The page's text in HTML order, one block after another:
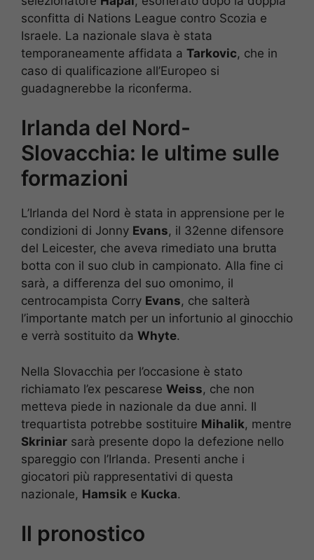
sconfitta di Nations League contro Scozia e
Israele. La nazionale slava è stata
temporaneamente affidata a Tarkovic, che in
caso di qualificazione all’Europeo si
guadagnerebbe la riconferma.
Irlanda del Nord-
Slovacchia: le ultime sulle
formazioni
L’Irlanda del Nord è stata in apprensione per le
condizioni di Jonny Evans, il 32enne difensore
del Leicester, che aveva rimediato una brutta
botta con il suo club in campionato. Alla fine ci
sarà, a differenza del suo omonimo, il
centrocampista Corry Evans, che salterà
l’importante match per un infortunio al ginocchio
e verrà sostituito da Whyte.
Nella Slovacchia per l’occasione è stato
richiamato l’ex pescarese Weiss, che non
metteva piede in nazionale da due anni. Il
trequartista potrebbe sostituire Mihalik, mentre
Skriniar sarà presente dopo la defezione nello
spareggio con l’Irlanda. Presenti anche i
giocatori più rappresentativi di questa
nazionale, Hamsik e Kucka.
Il pronostico